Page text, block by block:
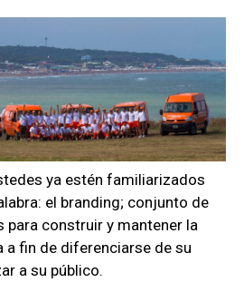
ya estén familiarizados
el branding; conjunto de
construir y mantener la
a fin de diferenciarse de su
a su público.